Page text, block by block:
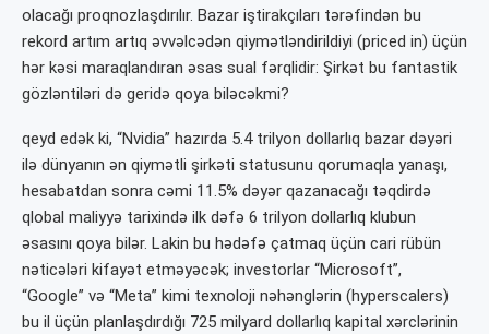
olacağı proqnozlaşdırılır. Bazar iştirakçıları tərəfindən bu
rekord artım artıq əvvəlcədən qiymətləndirildiyi (priced in) üçün
hər kəsi maraqlandıran əsas sual fərqlidir: Şirkət bu fantastik
gözləntiləri də geridə qoya biləcəkmi?
qeyd edək ki, “Nvidia” hazırda 5.4 trilyon dollarlıq bazar dəyəri
ilə dünyanın ən qiymətli şirkəti statusunu qorumaqla yanaşı,
hesabatdan sonra cəmi 11.5% dəyər qazanacağı təqdirdə
qlobal maliyyə tarixində ilk dəfə 6 trilyon dollarlıq klubun
əsasını qoya bilər. Lakin bu hədəfə çatmaq üçün cari rübün
nəticələri kifayət etməyəcək; investorlar “Microsoft”,
“Google” və “Meta” kimi texnoloji nəhənglərin (hyperscalers)
bu il üçün planlaşdırdığı 725 milyard dollarlıq kapital xərclərinin